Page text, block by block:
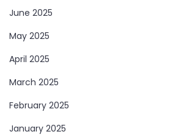
June 2025
May 2025
April 2025
March 2025
February 2025
January 2025